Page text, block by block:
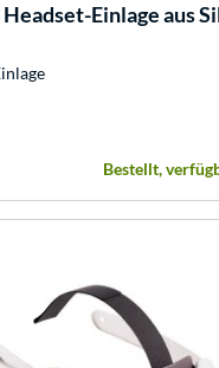
Einlage aus
Bestellt,